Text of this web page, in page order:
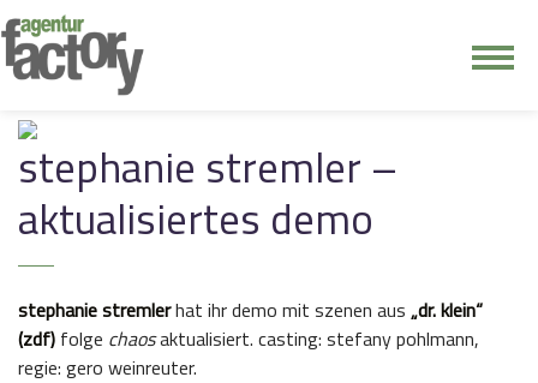
kontakt
stephanie stremler –
aktualisiertes demo
stephanie stremlerhat ihr demo mit szenen aus „dr. klein“
(zdf) folge chaosaktualisiert. casting: stefany pohlmann,
regie: gero weinreuter.